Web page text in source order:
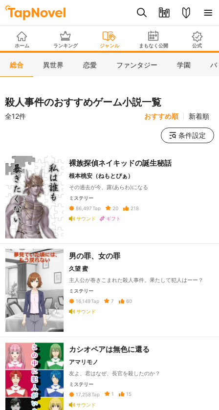
ホーム ランキング ジャンル まもなく公開 公式
総合 異世界 恋愛 ファンタジー 学園 バ
殺人事件のおすすめゲーム小説一覧
全12件 おすすめ順 新着順
条件設定
裸族探偵ネイキッドの誕生秘話
根本桃安（ねもとぴぁ）
その過去が今、露(あらわ)になる
ミステリー
86,497 Tap 20
218
サウンド
ギフト
男の罪、女の罪
久望 蜜
主人公が巻きこまれた殺人事件。果たして犯人はーー？
ミステリー
16,149Tap 7
60
サウンド
カシオペアは無色に還る
アマリモノ
友よ、君はなぜ、長官を殺したのか？
ミステリー
17,258Tap 1
15
サウンド